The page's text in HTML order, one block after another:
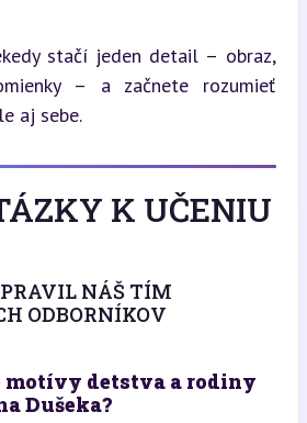
stačí jeden detail – obraz,
– a začnete rozumieť
aj sebe.
K UČENIU
NÁŠ TÍM
ODBORNÍKOV
motívy detstva a rodiny
Dušeka?